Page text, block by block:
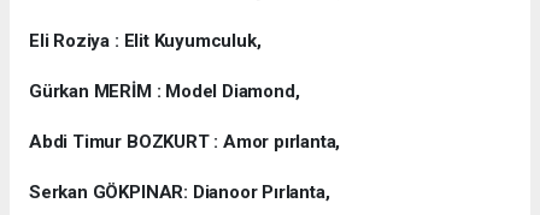
Eli Roziya : Elit Kuyumculuk,
Gürkan MERİM : Model Diamond,
Abdi Timur BOZKURT : Amor pırlanta,
Serkan GÖKPINAR: Dianoor Pırlanta,